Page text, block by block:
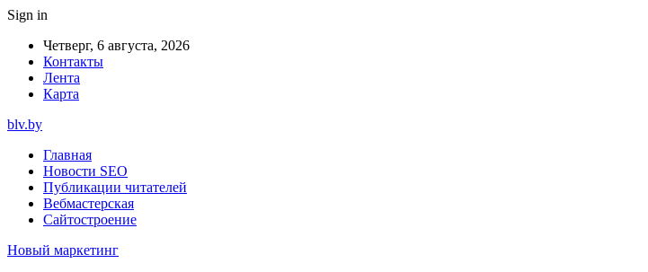
Sign in
Четверг, 6 августа, 2026
Контакты
Лента
Карта
blv.by
Главная
Новости SEO
Публикации читателей
Вебмастерская
Сайтостроение
Новый маркетинг